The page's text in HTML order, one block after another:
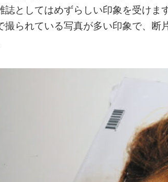
誌としてはめずらしい印象を受け
撮られている写真が多い印象で、